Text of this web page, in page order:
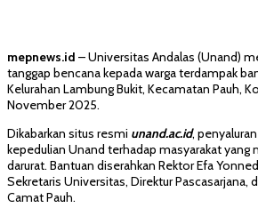
mepnews.id – Universitas Andalas (Unand)
tanggap bencana kepada warga terdampak
Kelurahan Lambung Bukit, Kecamatan Pauh,
November 2025.
Dikabarkan situs resmi unand.ac.id,
kepedulian Unand terhadap masyarakat yang
darurat. Bantuan diserahkan Rektor Efa
Sekretaris Universitas, Direktur Pascasarjana,
Camat Pauh.